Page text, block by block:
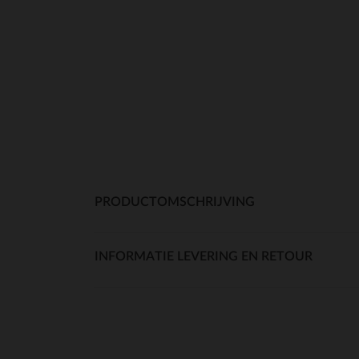
PRODUCTOMSCHRIJVING
INFORMATIE LEVERING EN RETOUR